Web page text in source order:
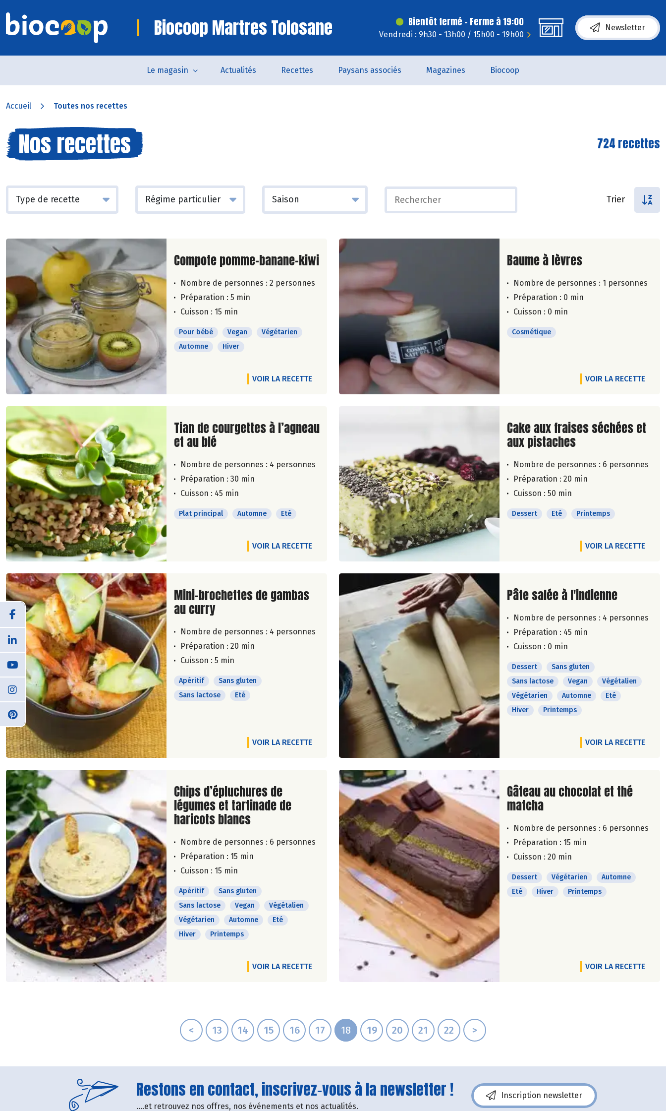
Biocoop Martres Tolosane Bientôt fermé - Ferme à 19:00
Vendredi : 9h30 - 13h00 / 15h00 - 19h00
Newsletter
Le magasin Actualités Recettes Paysans associés Magazines Biocoop
Accueil Toutes nos recettes
Nos recettes 724 recettes
Trier
Lire la suite de la recette
Compote pomme-banane-kiwi
Nombre de personnes : 2 personnes
Préparation : 5 min
Cuisson : 15 min
Pour bébé Vegan
Végétarien
Automne
Hiver
VOIR LA RECETTE
Lire la suite de la recette
Baume à lèvres
Nombre de personnes : 1 personnes
Préparation : 0 min
Cuisson : 0 min
Cosmétique
VOIR LA RECETTE
Lire la suite de la recette
Tian de courgettes à l’agneau
et au blé
Nombre de personnes : 4 personnes
Préparation : 30 min
Cuisson : 45 min
Plat principal Automne Eté
VOIR LA RECETTE
Lire la suite de la recette
Cake aux fraises séchées et
aux pistaches
Nombre de personnes : 6 personnes
Préparation : 20 min
Cuisson : 50 min
Dessert Eté Printemps
VOIR LA RECETTE
Lire la suite de la recette
Mini-brochettes de gambas
au curry
Nombre de personnes : 4 personnes
Préparation : 20 min
Cuisson : 5 min
Apéritif
Sans gluten
Sans lactose
Eté
VOIR LA RECETTE
Lire la suite de la recette
Pâte salée à l'indienne
Nombre de personnes : 4 personnes
Préparation : 45 min
Cuisson : 0 min
Dessert
Sans gluten
Sans lactose
Vegan
Végétalien
Végétarien
Automne
Eté
Hiver
Printemps
VOIR LA RECETTE
Lire la suite de la recette
Chips d’épluchures de
légumes et tartinade de
haricots blancs
Nombre de personnes : 6 personnes
Préparation : 15 min
Cuisson : 15 min
Apéritif
Sans gluten
Sans lactose
Vegan
Végétalien
Végétarien
Automne
Eté
Hiver
Printemps
VOIR LA RECETTE
Lire la suite de la recette
Gâteau au chocolat et thé
matcha
Nombre de personnes : 6 personnes
Préparation : 15 min
Cuisson : 20 min
Dessert Végétarien
Automne
Eté
Hiver Printemps
VOIR LA RECETTE
< 13 14 15 16 17 18 19 20 21 22 >
Restons en contact, inscrivez-vous à la newsletter !
....et retrouvez nos offres, nos événements et nos actualités.
Inscription newsletter